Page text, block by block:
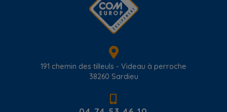
191 chemin des tilleuls - Videau à perroche
38260 Sardieu